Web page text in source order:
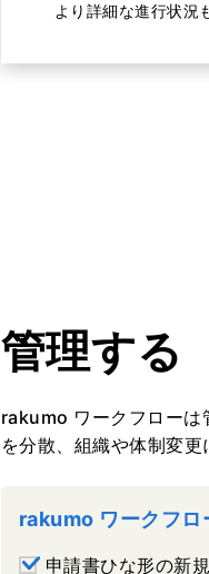
より詳細な進行状況
管理する
rakumo ワークフローは
を分散、組織や体制変更
rakumo ワークフロ
申請書ひな形の新